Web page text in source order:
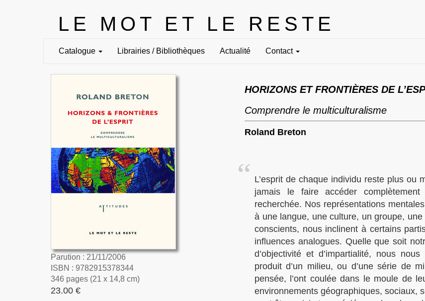
LE MOT ET LE RESTE
Catalogue Librairies / Bibliothèques Actualité Contact
Parution : 21/11/2006
ISBN : 9782915378344
346 pages (21 x 14,8 cm)
23.00 €
HORIZONS ET FRONTIÈRES DE
Comprendre le multiculturalisme
Roland Breton
L’esprit de chaque individu reste plus ou
jamais le faire accéder
recherchée. Nos représentations
à une langue, une culture, un groupe,
conscients, nous inclinent à certains
influences analogues. Quelle que soit
d’objectivité et d’impartialité, nous
produit d’un milieu, ou d’une série de
pensée, l’ont coulée dans le moule de
environnements géographiques, sociaux,